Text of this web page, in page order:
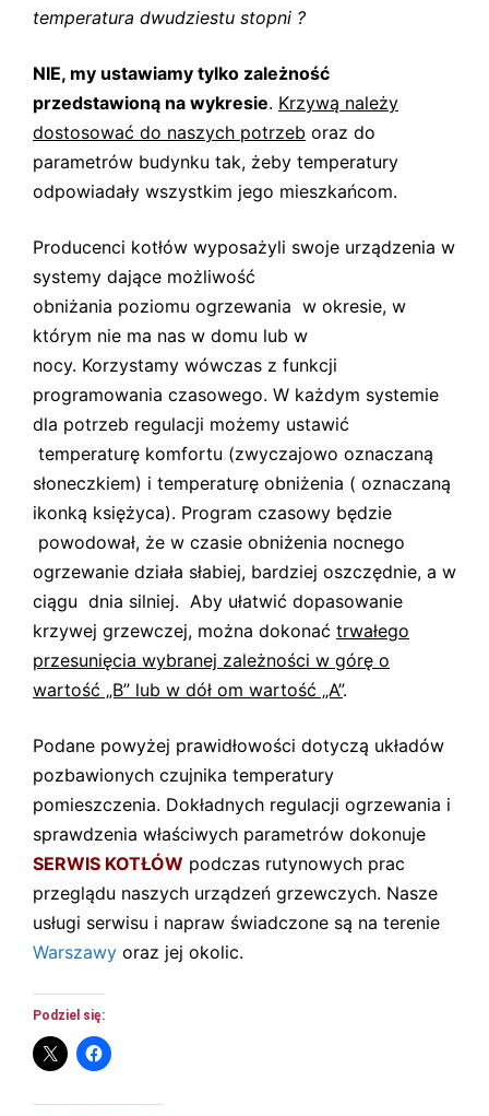
temperatura dwudziestu stopni ?
NIE, my ustawiamy tylko zależność
przedstawioną na wykresie. Krzywą należy
dostosować do naszych potrzeb oraz do
parametrów budynku tak, żeby temperatury
odpowiadały wszystkim jego mieszkańcom.
Producenci kotłów wyposażyli swoje urządzenia w
systemy dające możliwość
obniżania poziomu ogrzewania w okresie, w
którym nie ma nas w domu lub w
nocy. Korzystamy wówczas z funkcji
programowania czasowego. W każdym systemie
dla potrzeb regulacji możemy ustawić
temperaturę komfortu (zwyczajowo oznaczaną
słoneczkiem) i temperaturę obniżenia ( oznaczaną
ikonką księżyca). Program czasowy będzie
powodował, że w czasie obniżenia nocnego
ogrzewanie działa słabiej, bardziej oszczędnie, a w
ciągu dnia silniej. Aby ułatwić dopasowanie
krzywej grzewczej, można dokonać trwałego
przesunięcia wybranej zależności w górę o
wartość „B” lub w dół om wartość „A”.
Podane powyżej prawidłowości dotyczą układów
pozbawionych czujnika temperatury
pomieszczenia. Dokładnych regulacji ogrzewania i
sprawdzenia właściwych parametrów dokonuje
SERWIS KOTŁÓW podczas rutynowych prac
przeglądu naszych urządzeń grzewczych. Nasze
usługi serwisu i napraw świadczone są na terenie
Warszawy oraz jej okolic.
Podziel się: